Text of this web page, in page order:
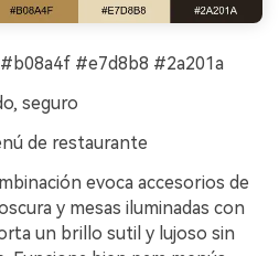
#e7d8b8 #2a201a
seguro
de restaurante
evoca accesorios de
y mesas iluminadas con
un brillo sutil y lujoso sin